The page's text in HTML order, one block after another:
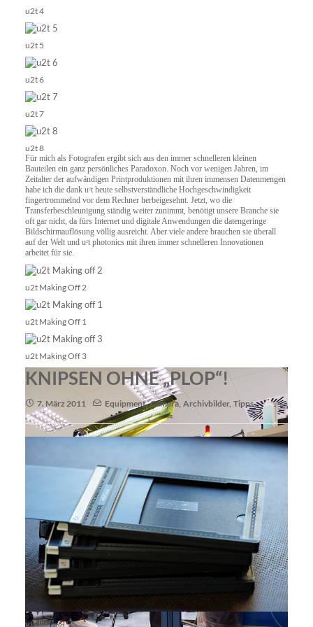
u2t 4
u2t 5
u2t 6
u2t 7
u2t 8
Für mich als Fotografen ergibt sich aus den immer schnelleren kleinen
Bauteilen ein ganz persönliches Paradoxon. Noch vor wenigen Jahren, im
Zeitalter der aufwändigen Printproduktionen mit ihren immensen Datenmengen
habe ich die dank u2t heute selbstverständliche Hochgeschwindigkeit
fingertrommelnd vor dem Rechner herbeigesehnt. Jetzt, wo die
Transferbeschleunigung ständig weiter zunimmt, benötigt unsere Branche sie
oft gar nicht, da fürs Internet und digitale Anwendungen die datengeringe
Bildschirmauflösung völlig ausreicht. Aber viele andere brauchen sie überall
auf der Welt und u2t photonics mit ihren immer schnelleren Innovationen
arbeitet für sie.
u2t Making Off 2
u2t Making Off 1
u2t Making Off 3
KNIPSEN OHNE „PLOP“!
7. März 2011 Equipment, Camera, Archivbilder, Tipps